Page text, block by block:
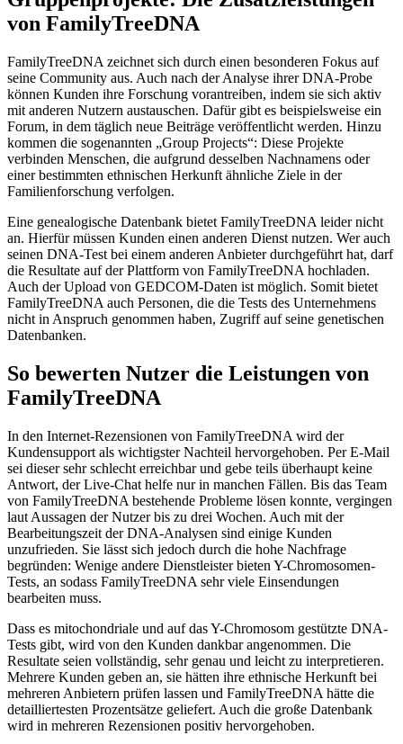
von FamilyTreeDNA
FamilyTreeDNA zeichnet sich durch einen besonderen Fokus auf
seine Community aus. Auch nach der Analyse ihrer DNA-Probe
können Kunden ihre Forschung vorantreiben, indem sie sich aktiv
mit anderen Nutzern austauschen. Dafür gibt es beispielsweise ein
Forum, in dem täglich neue Beiträge veröffentlicht werden. Hinzu
kommen die sogenannten „Group Projects“: Diese Projekte
verbinden Menschen, die aufgrund desselben Nachnamens oder
einer bestimmten ethnischen Herkunft ähnliche Ziele in der
Familienforschung verfolgen.
Eine genealogische Datenbank bietet FamilyTreeDNA leider nicht
an. Hierfür müssen Kunden einen anderen Dienst nutzen. Wer auch
seinen DNA-Test bei einem anderen Anbieter durchgeführt hat, darf
die Resultate auf der Plattform von FamilyTreeDNA hochladen.
Auch der Upload von GEDCOM-Daten ist möglich. Somit bietet
FamilyTreeDNA auch Personen, die die Tests des Unternehmens
nicht in Anspruch genommen haben, Zugriff auf seine genetischen
Datenbanken.
So bewerten Nutzer die Leistungen von
FamilyTreeDNA
In den Internet-Rezensionen von FamilyTreeDNA wird der
Kundensupport als wichtigster Nachteil hervorgehoben. Per E-Mail
sei dieser sehr schlecht erreichbar und gebe teils überhaupt keine
Antwort, der Live-Chat helfe nur in manchen Fällen. Bis das Team
von FamilyTreeDNA bestehende Probleme lösen konnte, vergingen
laut Aussagen der Nutzer bis zu drei Wochen. Auch mit der
Bearbeitungszeit der DNA-Analysen sind einige Kunden
unzufrieden. Sie lässt sich jedoch durch die hohe Nachfrage
begründen: Wenige andere Dienstleister bieten Y-Chromosomen-
Tests, an sodass FamilyTreeDNA sehr viele Einsendungen
bearbeiten muss.
Dass es mitochondriale und auf das Y-Chromosom gestützte DNA-
Tests gibt, wird von den Kunden dankbar angenommen. Die
Resultate seien vollständig, sehr genau und leicht zu interpretieren.
Mehrere Kunden geben an, sie hätten ihre ethnische Herkunft bei
mehreren Anbietern prüfen lassen und FamilyTreeDNA hätte die
detailliertesten Prozentsätze geliefert. Auch die große Datenbank
wird in mehreren Rezensionen positiv hervorgehoben.